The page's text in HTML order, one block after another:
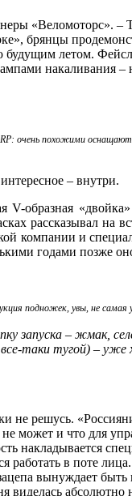
«Веломоторс». –
брянцы
летом.
накаливания
очень похожими
– внутри.
V-образная
рассказывал на
компании и
годами позже
подножек, увы, не самая
запуска – жмак,
тугой) –
не решусь.
может и что для
накладывается
работать в поте
вынуждает
виделась абсолютно